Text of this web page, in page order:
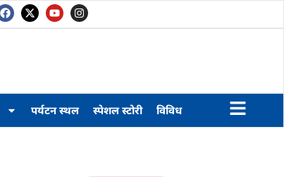
पर्यटन स्थल स्पेशल स्टोरी विविध